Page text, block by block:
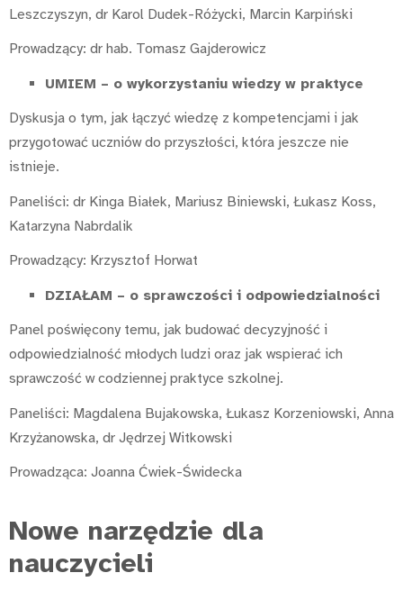
Leszczyszyn, dr Karol Dudek-Różycki, Marcin Karpiński
Prowadzący: dr hab. Tomasz Gajderowicz
UMIEM – o wykorzystaniu wiedzy w praktyce
Dyskusja o tym, jak łączyć wiedzę z kompetencjami i jak
przygotować uczniów do przyszłości, która jeszcze nie
istnieje.
Paneliści: dr Kinga Białek, Mariusz Biniewski, Łukasz Koss,
Katarzyna Nabrdalik
Prowadzący: Krzysztof Horwat
DZIAŁAM – o sprawczości i odpowiedzialności
Panel poświęcony temu, jak budować decyzyjność i
odpowiedzialność młodych ludzi oraz jak wspierać ich
sprawczość w codziennej praktyce szkolnej.
Paneliści: Magdalena Bujakowska, Łukasz Korzeniowski, Anna
Krzyżanowska, dr Jędrzej Witkowski
Prowadząca: Joanna Ćwiek-Świdecka
Nowe narzędzie dla
nauczycieli